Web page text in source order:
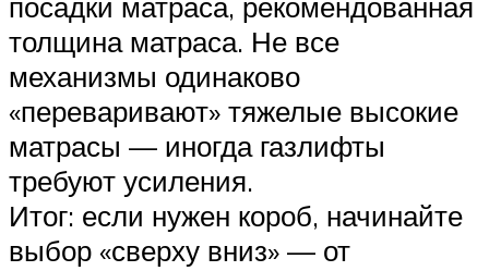
толщина матраса. Не все
механизмы одинаково
«переваривают» тяжелые высокие
матрасы — иногда газлифты
требуют усиления.
Итог: если нужен короб, начинайте
выбор «сверху вниз» — от